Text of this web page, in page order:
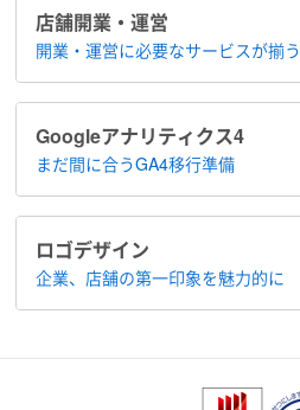
店舗開業・運営
開業・運営に​必要なサービスが揃う
Google​アナリティクス4
まだ間に合う​GA4移行準備
ロゴデザイン
企業、店舗の​第一印象を魅力的に